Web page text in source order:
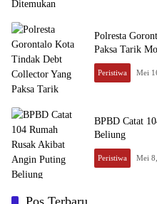
Polresta
Paksa Tarik
Peristiwa Mei
BPBD Catat
Beliung
Peristiwa Mei
Pos Terbaru